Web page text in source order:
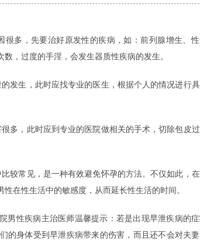
多，先要治好原发性的疾病，如：前列腺增生、
，过度的手淫，会发生器质性疾病的发生。
生，此时应找专业的医生，根据个人的情况进行
，此时应到专业的医院做相关的手术，切除包皮
常见，是一种有效避免怀孕的方法。不仅如此，
在性生活中的敏感度，从而延长性生活的时间。
性疾病主治医师温馨提示：若是出现早泄疾病的
的身体受到早泄疾病带来的伤害，而且还不会对夫